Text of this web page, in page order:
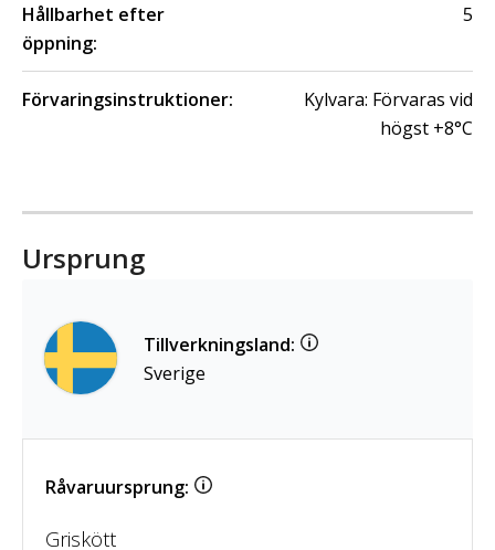
Hållbarhet efter
öppning:
5
Förvaringsinstruktioner:
Kylvara: Förvaras vid
högst +8°C
Ursprung
Tillverkningsland:
Sverige
Råvaruursprung:
Griskött